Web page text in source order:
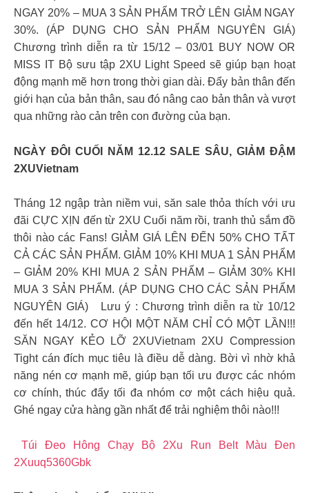
NGAY 20% – MUA 3 SẢN PHẨM TRỞ LÊN GIẢM NGAY
30%. (ÁP DỤNG CHO SẢN PHẨM NGUYÊN GIÁ)
Chương trình diễn ra từ 15/12 – 03/01 BUY NOW OR
MISS IT Bộ sưu tập 2XU Light Speed sẽ giúp bạn hoạt
động mạnh mẽ hơn trong thời gian dài. Đẩy bản thân đến
giới hạn của bản thân, sau đó nâng cao bản thân và vượt
qua những rào cản trên con đường của bạn.
NGÀY ĐÔI CUỐI NĂM 12.12 SALE SÂU, GIẢM ĐẬM
2XUVietnam
Tháng 12 ngập tràn niềm vui, săn sale thỏa thích với ưu
đãi CỰC XỊN đến từ 2XU Cuối năm rồi, tranh thủ sắm đồ
thôi nào các Fans! GIẢM GIÁ LÊN ĐẾN 50% CHO TẤT
CẢ CÁC SẢN PHẨM. GIẢM 10% KHI MUA 1 SẢN PHẨM
– GIẢM 20% KHI MUA 2 SẢN PHẨM – GIẢM 30% KHI
MUA 3 SẢN PHẨM. (ÁP DỤNG CHO CÁC SẢN PHẨM
NGUYÊN GIÁ) Lưu ý : Chương trình diễn ra từ 10/12
đến hết 14/12. CƠ HỘI MỘT NĂM CHỈ CÓ MỘT LẦN!!!
SĂN NGAY KẺO LỠ 2XUVietnam 2XU Compression
Tight cán đích mục tiêu là điều dễ dàng. Bời vì nhờ khả
năng nén cơ mạnh mẽ, giúp bạn tối ưu được các nhóm
cơ chính, thúc đẩy tối đa nhóm cơ một cách hiệu quả.
Ghé ngay cửa hàng gần nhất để trải nghiệm thôi nào!!!
Túi Đeo Hông Chạy Bộ 2Xu Run Belt Màu Đen
2Xuuq5360Gbk